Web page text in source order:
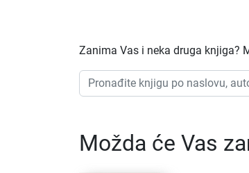
Zanima Vas i neka druga knjiga?
Možda će Vas